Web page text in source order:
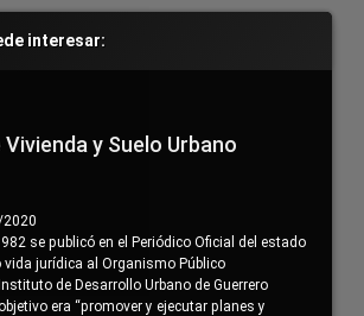
interesar:
y Suelo Urbano
se publicó en el Periódico Oficial del estado
vida jurídica al Organismo Público
de Desarrollo Urbano de Guerrero
era “promover y ejecutar planes y